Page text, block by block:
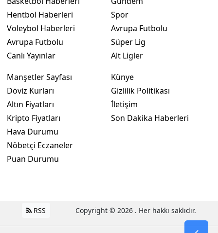
Hentbol Haberleri
Voleybol Haberleri
Avrupa Futbolu
Canlı Yayınlar
Spor
Avrupa Futbolu
Süper Lig
Alt Ligler
Manşetler Sayfası
Döviz Kurları
Altın Fiyatları
Kripto Fiyatları
Hava Durumu
Nöbetçi Eczaneler
Puan Durumu
Künye
Gizlilik Politikası
İletişim
Son Dakika Haberleri
RSS Copyright © 2026 . Her hakkı saklıdır.